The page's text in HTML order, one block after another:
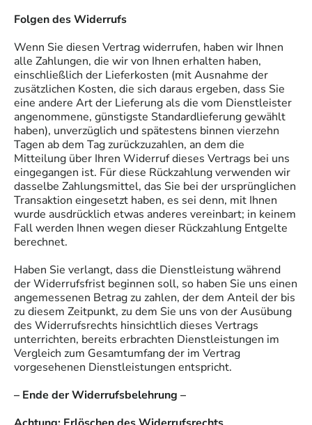
Folgen des Widerrufs
Wenn Sie diesen Vertrag widerrufen, haben wir Ihnen
alle Zahlungen, die wir von Ihnen erhalten haben,
einschließlich der Lieferkosten (mit Ausnahme der
zusätzlichen Kosten, die sich daraus ergeben, dass Sie
eine andere Art der Lieferung als die vom Dienstleister
angenommene, günstigste Standardlieferung gewählt
haben), unverzüglich und spätestens binnen vierzehn
Tagen ab dem Tag zurückzuzahlen, an dem die
Mitteilung über Ihren Widerruf dieses Vertrags bei uns
eingegangen ist. Für diese Rückzahlung verwenden wir
dasselbe Zahlungsmittel, das Sie bei der ursprünglichen
Transaktion eingesetzt haben, es sei denn, mit Ihnen
wurde ausdrücklich etwas anderes vereinbart; in keinem
Fall werden Ihnen wegen dieser Rückzahlung Entgelte
berechnet.
Haben Sie verlangt, dass die Dienstleistung während
der Widerrufsfrist beginnen soll, so haben Sie uns einen
angemessenen Betrag zu zahlen, der dem Anteil der bis
zu diesem Zeitpunkt, zu dem Sie uns von der Ausübung
des Widerrufsrechts hinsichtlich dieses Vertrags
unterrichten, bereits erbrachten Dienstleistungen im
Vergleich zum Gesamtumfang der im Vertrag
vorgesehenen Dienstleistungen entspricht.
– Ende der Widerrufsbelehrung –